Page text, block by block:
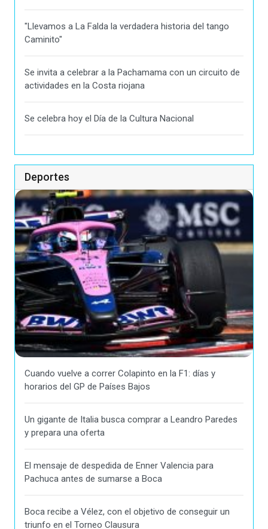
"Llevamos a La Falda la verdadera historia del tango
Caminito"
Se invita a celebrar a la Pachamama con un circuito de
actividades en la Costa riojana
Se celebra hoy el Día de la Cultura Nacional
Deportes
Cuando vuelve a correr Colapinto en la F1: días y
horarios del GP de Países Bajos
Un gigante de Italia busca comprar a Leandro Paredes
y prepara una oferta
El mensaje de despedida de Enner Valencia para
Pachuca antes de sumarse a Boca
Boca recibe a Vélez, con el objetivo de conseguir un
triunfo en el Torneo Clausura